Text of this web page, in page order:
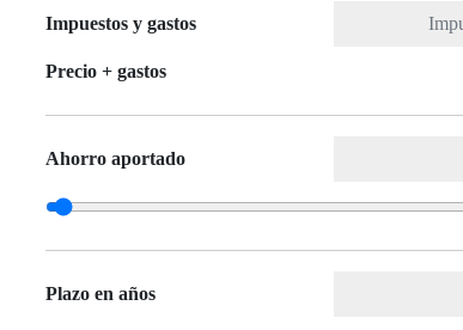
Impuestos y gastos
Precio + gastos
Ahorro aportado
Plazo en años